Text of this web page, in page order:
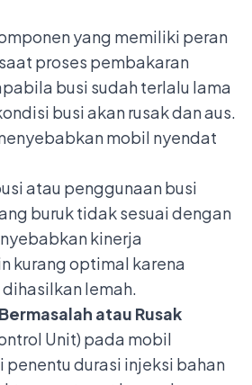
yang memiliki peran
proses pembakaran
busi sudah terlalu lama
busi akan rusak dan aus.
mobil nyendat
atau penggunaan busi
buruk tidak sesuai dengan
kinerja
kurang optimal karena
lemah.
atau Rusak
Unit) pada mobil
durasi injeksi bahan